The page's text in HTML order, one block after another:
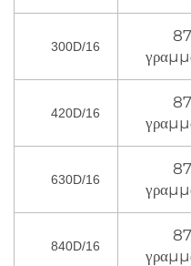
300D/16
87
420D/16
87
630D/16
87
840D/16
87